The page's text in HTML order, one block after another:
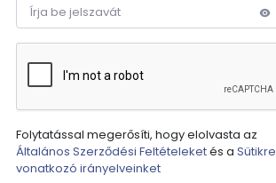
Folytatással megerősíti, hogy elolvasta az
Általános Szerződési Feltételeketés a Sütikre
vonatkozó irányelveinket